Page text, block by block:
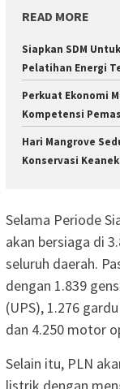
READ MORE
Siapkan SDM
Pelatihan Energi
Perkuat Ekonomi
Kompetensi
Hari Mangrove
Konservasi
Selama Periode
akan bersiaga di
seluruh daerah.
dengan 1.839
(UPS), 1.276
dan 4.250 motor
Selain itu, PLN